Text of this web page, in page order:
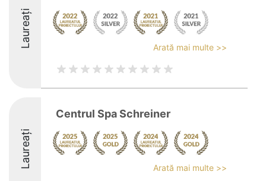
Laureați Arată mai multe >>
Laureați
Centrul Spa Schreiner
Arată mai multe >>